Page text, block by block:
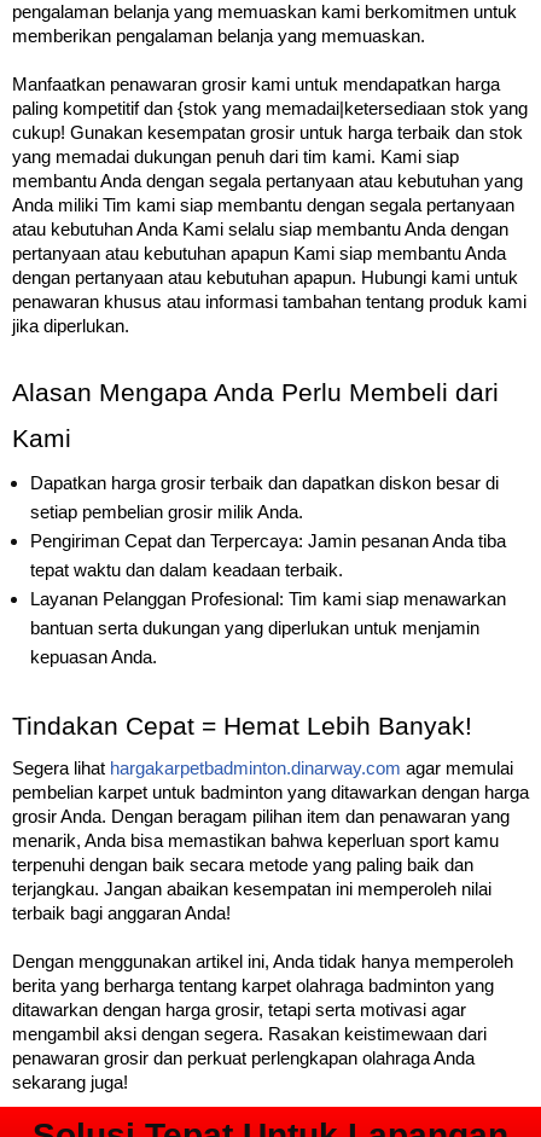
pengalaman belanja yang memuaskan kami berkomitmen untuk
memberikan pengalaman belanja yang memuaskan.
Manfaatkan penawaran grosir kami untuk mendapatkan harga
paling kompetitif dan {stok yang memadai|ketersediaan stok yang
cukup! Gunakan kesempatan grosir untuk harga terbaik dan stok
yang memadai dukungan penuh dari tim kami. Kami siap
membantu Anda dengan segala pertanyaan atau kebutuhan yang
Anda miliki Tim kami siap membantu dengan segala pertanyaan
atau kebutuhan Anda Kami selalu siap membantu Anda dengan
pertanyaan atau kebutuhan apapun Kami siap membantu Anda
dengan pertanyaan atau kebutuhan apapun. Hubungi kami untuk
penawaran khusus atau informasi tambahan tentang produk kami
jika diperlukan.
Alasan Mengapa Anda Perlu Membeli dari
Kami
Dapatkan harga grosir terbaik dan dapatkan diskon besar di
setiap pembelian grosir milik Anda.
Pengiriman Cepat dan Terpercaya: Jamin pesanan Anda tiba
tepat waktu dan dalam keadaan terbaik.
Layanan Pelanggan Profesional: Tim kami siap menawarkan
bantuan serta dukungan yang diperlukan untuk menjamin
kepuasan Anda.
Tindakan Cepat = Hemat Lebih Banyak!
Segera lihat hargakarpetbadminton.dinarway.com agar memulai
pembelian karpet untuk badminton yang ditawarkan dengan harga
grosir Anda. Dengan beragam pilihan item dan penawaran yang
menarik, Anda bisa memastikan bahwa keperluan sport kamu
terpenuhi dengan baik secara metode yang paling baik dan
terjangkau. Jangan abaikan kesempatan ini memperoleh nilai
terbaik bagi anggaran Anda!
Dengan menggunakan artikel ini, Anda tidak hanya memperoleh
berita yang berharga tentang karpet olahraga badminton yang
ditawarkan dengan harga grosir, tetapi serta motivasi agar
mengambil aksi dengan segera. Rasakan keistimewaan dari
penawaran grosir dan perkuat perlengkapan olahraga Anda
sekarang juga!